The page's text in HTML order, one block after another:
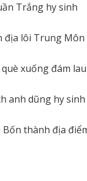
Trắng hy sinh
lôi Trung Môn
xuống đám
dũng hy
thành địa